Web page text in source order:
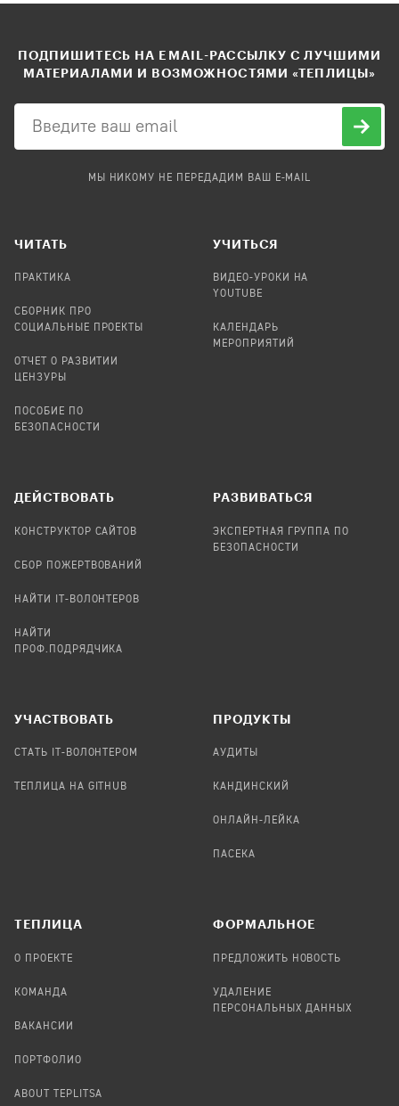
ПОДПИШИТЕСЬ НА EMAIL-РАССЫЛКУ С ЛУЧШИМИ
МАТЕРИАЛАМИ И ВОЗМОЖНОСТЯМИ «ТЕПЛИЦЫ»
МЫ НИКОМУ НЕ ПЕРЕДАДИМ ВАШ E-MAIL
ЧИТАТЬ
ПРАКТИКА
СБОРНИК ПРО
СОЦИАЛЬНЫЕ ПРОЕКТЫ
ОТЧЕТ О РАЗВИТИИ
ЦЕНЗУРЫ
ПОСОБИЕ ПО
БЕЗОПАСНОСТИ
УЧИТЬСЯ
ВИДЕО-УРОКИ НА
YOUTUBE
КАЛЕНДАРЬ
МЕРОПРИЯТИЙ
ДЕЙСТВОВАТЬ
КОНСТРУКТОР САЙТОВ
СБОР ПОЖЕРТВОВАНИЙ
НАЙТИ IT-ВОЛОНТЕРОВ
НАЙТИ
ПРОФ.ПОДРЯДЧИКА
РАЗВИВАТЬСЯ
ЭКСПЕРТНАЯ ГРУППА ПО
БЕЗОПАСНОСТИ
УЧАСТВОВАТЬ
СТАТЬ IT-ВОЛОНТЕРОМ
ТЕПЛИЦА НА GITHUB
ПРОДУКТЫ
АУДИТЫ
КАНДИНСКИЙ
ОНЛАЙН-ЛЕЙКА
ПАСЕКА
TЕПЛИЦА
О ПРОЕКТЕ
КОМАНДА
ВАКАНСИИ
ПОРТФОЛИО
ABOUT TEPLITSA
ФОРМАЛЬНОЕ
ПРЕДЛОЖИТЬ НОВОСТЬ
УДАЛЕНИЕ
ПЕРСОНАЛЬНЫХ ДАННЫХ